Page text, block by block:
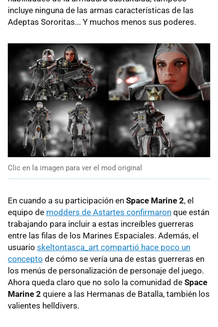
incluye ninguna de las armas características de las
Adeptas Sororitas... Y muchos menos sus poderes.
Clic en la imagen para ver el mod original
En cuando a su participación en Space Marine 2, el
equipo de modders de Astartes confirmaron que están
trabajando para incluir a estas increíbles guerreras
entre las filas de los Marines Espaciales. Además, el
usuario skeltontasca_art compartió hace poco un
concepto de cómo se vería una de estas guerreras en
los menús de personalización de personaje del juego.
Ahora queda claro que no solo la comunidad de Space
Marine 2 quiere a las Hermanas de Batalla, también los
valientes helldivers.